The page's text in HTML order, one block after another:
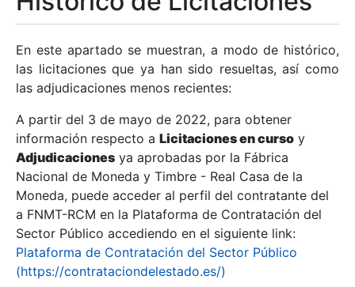
Mostrar/Ocultar
Mostrar/Ocultar
En este apartado se muestran, a modo de histórico,
las licitaciones que ya han sido resueltas, así como
las adjudicaciones menos recientes:
A partir del 3 de mayo de 2022, para obtener
información respecto a Licitaciones en curso y
Adjudicaciones ya aprobadas por la Fábrica
Nacional de Moneda y Timbre - Real Casa de la
Moneda, puede acceder al perfil del contratante del
a FNMT-RCM en la Plataforma de Contratación del
Sector Público accediendo en el siguiente link:
Plataforma de Contratación del Sector Público
(https://contrataciondelestado.es/)